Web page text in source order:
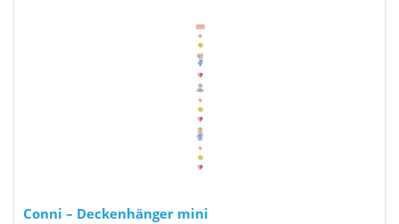
Conni – Deckenhänger mini